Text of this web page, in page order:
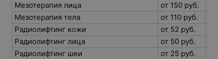
Мезотерапия лица
от 150 руб.
Мезотерапия тела
от 110 руб.
Радиолифтинг кожи
от 52 руб.
Радиолифтинг лица
от 50 руб.
Радиолифтинг шеи
от 25 руб.